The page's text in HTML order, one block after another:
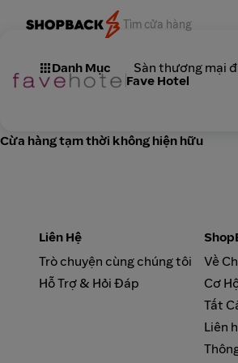
Danh Mục Sàn thương mại
Fave Hotel
Cừa hàng tạm thời không hiện hữu
Liên Hệ
Trò chuyện cùng chúng tôi
Hỗ Trợ & Hỏi Đáp
Về
Cơ
Tất
Liên